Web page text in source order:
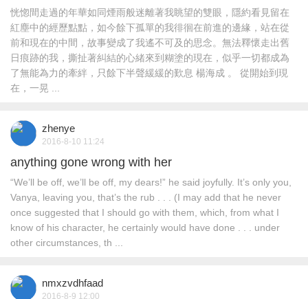
恍惚間走過的年華如同煙雨般迷離著我眺望的雙眼，隱約看見留在
紅塵中的經歷點點，如今餘下孤單的我徘徊在前進的邊緣，站在從
前和現在的中間，故事變成了我遙不可及的思念。無法釋懷走出舊
日痕跡的我，撕扯著糾結的心緒來到糊塗的現在，似乎一切都成為
了無能為力的牽絆，只餘下半聲緩緩的歎息 楊海成 。 從開始到現
在，一晃 ...
zhenye
2016-8-10 11:24
anything gone wrong with her
“We’ll be off, we’ll be off, my dears!” he said joyfully. It’s only you,
Vanya, leaving you, that’s the rub . . . (I may add that he never
once suggested that I should go with them, which, from what I
know of his character, he certainly would have done . . . under
other circumstances, th ...
nmxzvdhfaad
2016-8-9 12:00